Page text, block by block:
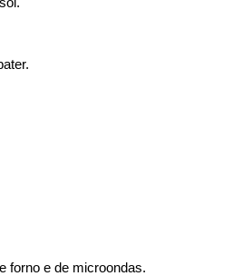
forno e de microondas.